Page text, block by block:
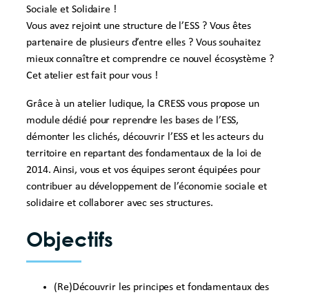
Sociale et Solidaire !
Vous avez rejoint une structure de l’ESS ? Vous êtes
partenaire de plusieurs d’entre elles ? Vous souhaitez
mieux connaître et comprendre ce nouvel écosystème ?
Cet atelier est fait pour vous !
Grâce à un atelier ludique, la CRESS vous propose un
module dédié pour reprendre les bases de l’ESS,
démonter les clichés, découvrir l’ESS et les acteurs du
territoire en repartant des fondamentaux de la loi de
2014. Ainsi, vous et vos équipes seront équipées pour
contribuer au développement de l’économie sociale et
solidaire et collaborer avec ses structures.
Objectifs
(Re)Découvrir les principes et fondamentaux des